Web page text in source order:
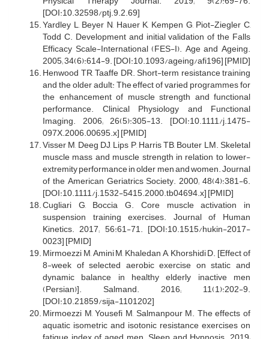
[DOI:10.32598/ptj.9.2.69]
Yardley L, Beyer N, Hauer K, Kempen G, Piot-Ziegler C,
Todd C. Development and initial validation of the Falls
Efficacy Scale-International (FES-I). Age and Ageing.
2005; 34(6):614-9. [DOI:10.1093/ageing/afi196] [PMID]
Henwood TR, Taaffe DR. Short-term resistance training
and the older adult: The effect of varied programmes for
the enhancement of muscle strength and functional
performance. Clinical Physiology and Functional
Imaging. 2006; 26(5):305-13. [DOI:10.1111/j.1475-
097X.2006.00695.x] [PMID]
Visser M, Deeg DJ, Lips P, Harris TB, Bouter LM. Skeletal
muscle mass and muscle strength in relation to lower-
extremity performance in older men and women. Journal
of the American Geriatrics Society. 2000; 48(4):381-6.
[DOI:10.1111/j.1532-5415.2000.tb04694.x] [PMID]
Cugliari G, Boccia G. Core muscle activation in
suspension training exercises. Journal of Human
Kinetics. 2017; 56:61-71. [DOI:10.1515/hukin-2017-
0023] [PMID]
Mirmoezzi M, Amini M, Khaledan A, Khorshidi D. [Effect of
8-week of selected aerobic exercise on static and
dynamic balance in healthy elderly inactive men
(Persian)]. Salmand. 2016; 11(1):202-9.
[DOI:10.21859/sija-1101202]
Mirmoezzi M, Yousefi M, Salmanpour M. The effects of
aquatic isometric and isotonic resistance exercises on